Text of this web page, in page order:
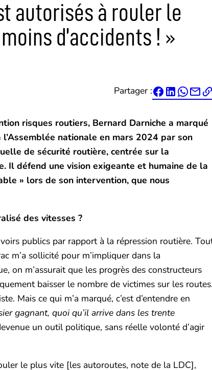
autorisés à rouler le
d’accidents ! »
Partager :  
risques routiers, Bernard Darniche a marqué
nationale en mars 2024 par son
de sécurité routière, centrée sur la
Il défend une vision exigeante et humaine de la
» lors de son intervention, que nous
des vitesses ?
publics par rapport à la répression routière.
m’a sollicité pour m’impliquer dans la
on m’assurait que les progrès des constructeurs
baisser le nombre de victimes sur les
Mais ce qui m’a marqué, c’est d’entendre en
gagnant, quoi qu’il arrive dans les trente
un outil politique, sans réelle volonté d’agir
le plus vite [les autoroutes, note de la LDC],